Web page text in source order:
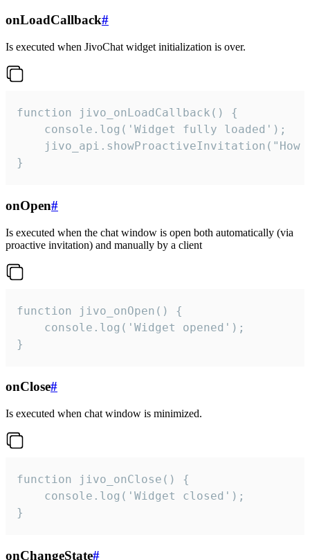
onLoadCallback#
Is executed when JivoChat widget initialization is over.
function jivo_onLoadCallback() {
    console.log('Widget fully loaded');
jivo_api.showProactiveInvitation("How
}
onOpen#
Is executed when the chat window is open both automatically (via
proactive invitation) and manually by a client
function jivo_onOpen() {
    console.log('Widget opened');
}
onClose#
Is executed when chat window is minimized.
function jivo_onClose() {
    console.log('Widget closed');
}
onChangeState#